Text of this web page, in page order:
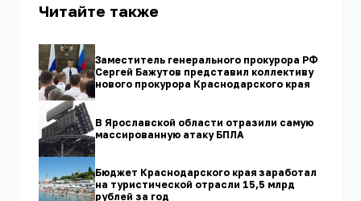
Читайте также
Заместитель генерального прокурора РФ
Сергей Бажутов представил коллективу
нового прокурора Краснодарского края
В Ярославской области отразили самую
массированную атаку БПЛА
Бюджет Краснодарского края заработал
на туристической отрасли 15,5 млрд
рублей за год